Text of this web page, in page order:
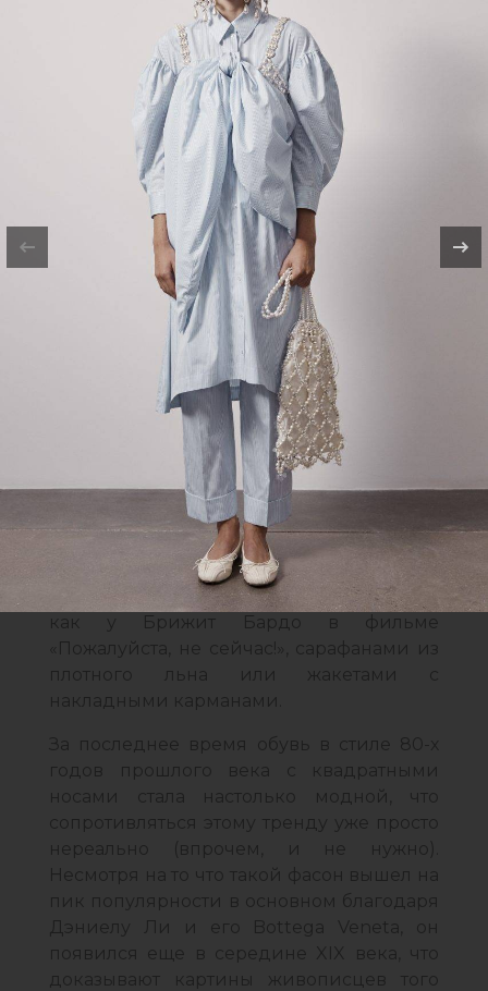
Simone Rocha и многие другие бренды.
Еще одним хитом сезона будут балетки с
закругленным носом. Вписать такие
традиционные модели в гардероб будет
довольное просто – носите их с
джинсами скинни вместо кед, с юбками-
плиссе вместо кроссовок или с
комбинезонами вместо сандалий, делая
ставку на проверенные временем
модели – например, с контрастными
вставками, как у Chanel.
Несмотря на то что самыми летними
принтами считаются цветы и тропики, в
этом сезоне их потеснят более хищные
анималистичные мотивы – пятна
леопарда, змеиная кожа и черно-белые
плоски зебры. Лучше всего они будут
сочетаться с однотонными total-look
образами в черном, белом, сером или
бежевом цвете, а также станут идеальным
дополнением к вещам в стиле сафари –
комбинезонам с брюками или шортами,
как у Брижит Бардо в фильме
«Пожалуйста, не сейчас!», сарафанами из
плотного льна или жакетами с
накладными карманами.
За последнее время обувь в стиле 80-х
годов прошлого века с квадратными
носами стала настолько модной, что
сопротивляться этому тренду уже просто
нереально (впрочем, и не нужно).
Несмотря на то что такой фасон вышел на
пик популярности в основном благодаря
Дэниелу Ли и его Bottega Veneta, он
появился еще в середине XIX века, что
доказывают картины живописцев того